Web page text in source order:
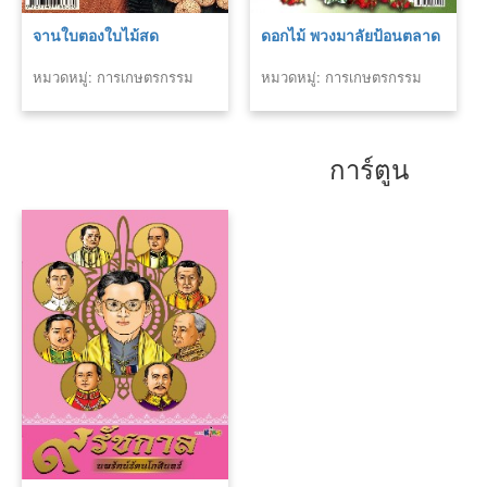
จานใบตองใบไม้สด
หมวดหมู่: การเกษตรกรรม
ดอกไม้ พวงมาลัยป้อนตลาด
หมวดหมู่: การเกษตรกรรม
การ์ตูน